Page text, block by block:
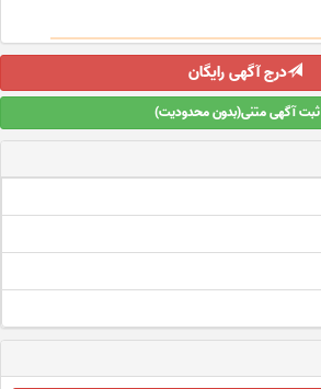
درج آگهی رایگان
ثبت آگهی متنی(بدون محدودیت)